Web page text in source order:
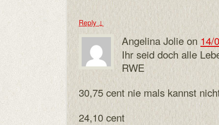
Reply ↓
Angelina Jolieon14/
Ihr seid doch alle
RWE
30,75 cent nie mals kannst
24,10 cent